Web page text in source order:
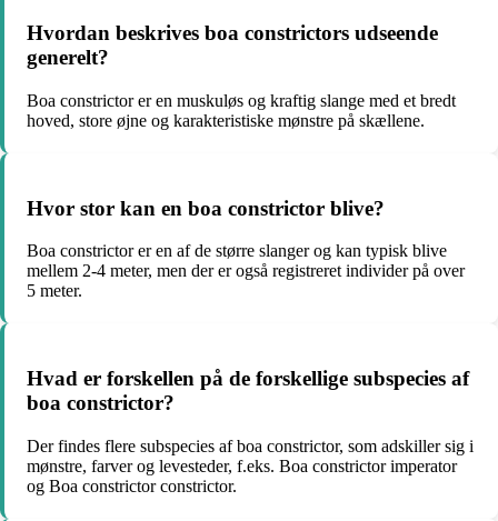
Hvordan beskrives boa constrictors udseende
generelt?
Boa constrictor er en muskuløs og kraftig slange med et bredt
hoved, store øjne og karakteristiske mønstre på skællene.
Hvor stor kan en boa constrictor blive?
Boa constrictor er en af de større slanger og kan typisk blive
mellem 2-4 meter, men der er også registreret individer på over
5 meter.
Hvad er forskellen på de forskellige subspecies af
boa constrictor?
Der findes flere subspecies af boa constrictor, som adskiller sig i
mønstre, farver og levesteder, f.eks. Boa constrictor imperator
og Boa constrictor constrictor.